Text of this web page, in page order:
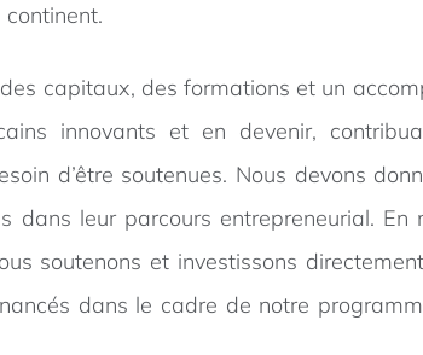
capitaux, des formations et un
innovants et en devenir,
d’être soutenues. Nous devons
dans leur parcours entrepreneurial.
soutenons et investissons
dans le cadre de notre